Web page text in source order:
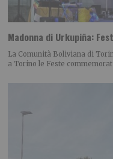
Madonna di Urkupiña:
La Comunità Boliviana di
a Torino le Feste